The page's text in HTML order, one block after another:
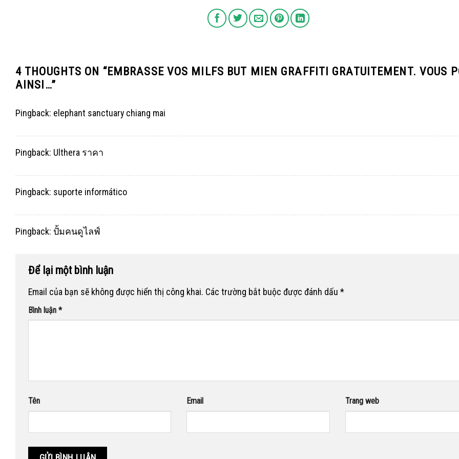
4 THOUGHTS ON “EMBRASSE VOS MILFS BUT MIEN GRAFFITI GRATUITEMENT. VOUS
AINSI…”
Pingback: elephant sanctuary chiang mai
Pingback: Ulthera ราคา
Pingback: suporte informático
Pingback: ปั้มคนดูไลฟ์
Để lại một bình luận
Email của bạn sẽ không được hiển thị công khai. Các trường bắt buộc được đánh dấu *
Bình luận *
Tên Email Trang web